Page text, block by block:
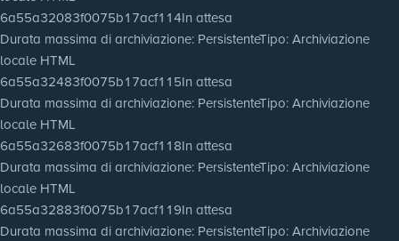
6a55a32083f0075b17acf114In attesa
Durata massima di archiviazione: PersistenteTipo: Archiviazione
locale HTML
6a55a32483f0075b17acf115In attesa
Durata massima di archiviazione: PersistenteTipo: Archiviazione
locale HTML
6a55a32683f0075b17acf118In attesa
Durata massima di archiviazione: PersistenteTipo: Archiviazione
locale HTML
6a55a32883f0075b17acf119In attesa
Durata massima di archiviazione: PersistenteTipo: Archiviazione